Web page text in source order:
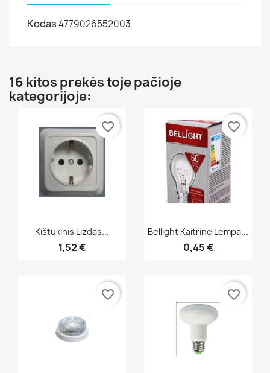
Kodas4779026552003
16 kitos prekės toje pačioje
kategorijoje:
Greita peržiūra
Kištukinis Lizdas...
1,52 €
favorite_border
Greita peržiūra
Bellight Kaitrine Lempa...
0,45 €
favorite_border
favorite_border favorite_border